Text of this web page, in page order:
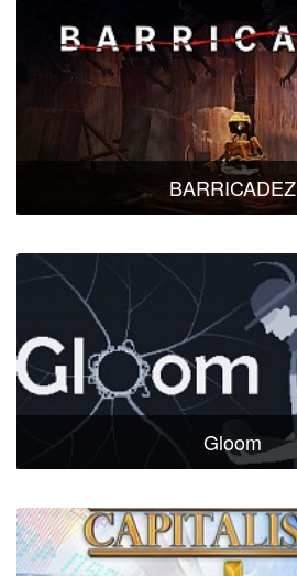
BARRICADEZ
Gloom